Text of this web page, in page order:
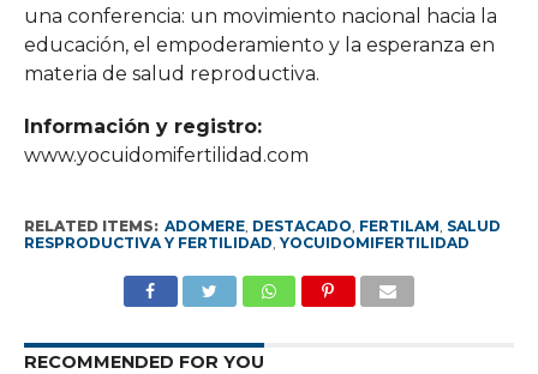
una conferencia: un movimiento nacional hacia la
educación, el empoderamiento y la esperanza en
materia de salud reproductiva.
Información y registro:
www.yocuidomifertilidad.com
RELATED ITEMS: ADOMERE, DESTACADO, FERTILAM, SALUD
RESPRODUCTIVA Y FERTILIDAD, YOCUIDOMIFERTILIDAD
RECOMMENDED FOR YOU